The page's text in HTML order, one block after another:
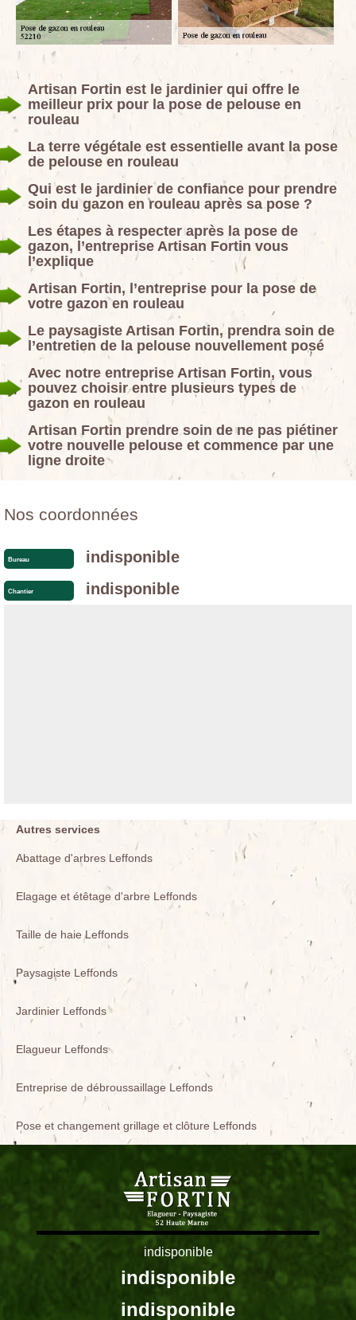
Artisan Fortin est le jardinier qui offre le
meilleur prix pour la pose de pelouse en
rouleau
La terre végétale est essentielle avant la pose
de pelouse en rouleau
Qui est le jardinier de confiance pour prendre
soin du gazon en rouleau après sa pose ?
Les étapes à respecter après la pose de
gazon, l’entreprise Artisan Fortin vous
l’explique
Artisan Fortin, l’entreprise pour la pose de
votre gazon en rouleau
Le paysagiste Artisan Fortin, prendra soin de
l’entretien de la pelouse nouvellement posé
Avec notre entreprise Artisan Fortin, vous
pouvez choisir entre plusieurs types de
gazon en rouleau
Artisan Fortin prendre soin de ne pas piétiner
votre nouvelle pelouse et commence par une
ligne droite
Nos coordonnées
Bureau indisponible
Chantier indisponible
Autres services
Abattage d'arbres Leffonds
Elagage et étêtage d'arbre Leffonds
Taille de haie Leffonds
Paysagiste Leffonds
Jardinier Leffonds
Elagueur Leffonds
Entreprise de débroussaillage Leffonds
Pose et changement grillage et clôture Leffonds
indisponible
indisponible
indisponible